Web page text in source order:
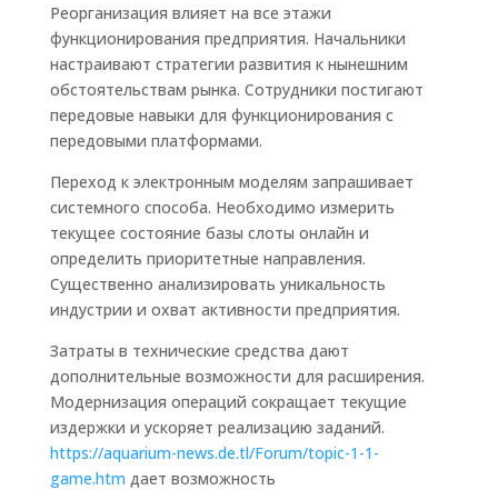
Реорганизация влияет на все этажи
функционирования предприятия. Начальники
настраивают стратегии развития к нынешним
обстоятельствам рынка. Сотрудники постигают
передовые навыки для функционирования с
передовыми платформами.
Переход к электронным моделям запрашивает
системного способа. Необходимо измерить
текущее состояние базы слоты онлайн и
определить приоритетные направления.
Существенно анализировать уникальность
индустрии и охват активности предприятия.
Затраты в технические средства дают
дополнительные возможности для расширения.
Модернизация операций сокращает текущие
издержки и ускоряет реализацию заданий.
https://aquarium-news.de.tl/Forum/topic-1-1-
game.htm дает возможность